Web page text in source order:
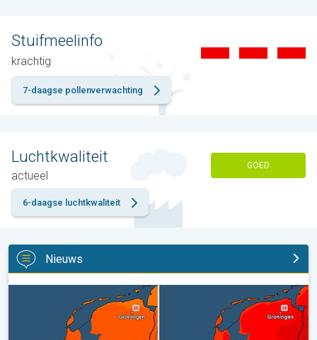
Stuifmeelinfo
krachtig
7-daagse pollenverwachting
Luchtkwaliteit
actueel
GOED
6-daagse luchtkwaliteit
Nieuws
Volop zon en zomerse warmte. Weekendweer. . .